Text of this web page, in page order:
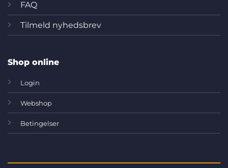
FAQ
Tilmeld nyhedsbrev
Shop online
Login
Webshop
Betingelser